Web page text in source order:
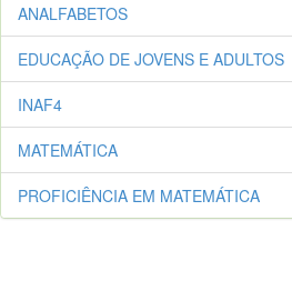
ANALFABETOS
EDUCAÇÃO DE JOVENS E ADULTOS
INAF4
MATEMÁTICA
PROFICIÊNCIA EM MATEMÁTICA